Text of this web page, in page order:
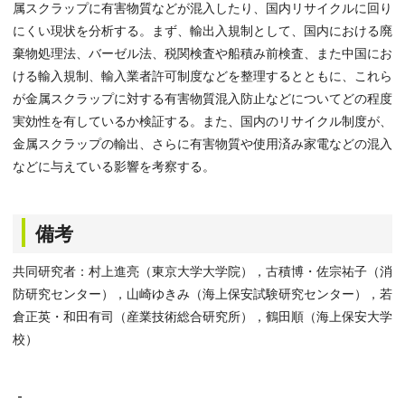
属スクラップに有害物質などが混入したり、国内リサイクルに回り
にくい現状を分析する。まず、輸出入規制として、国内における廃
棄物処理法、バーゼル法、税関検査や船積み前検査、また中国にお
ける輸入規制、輸入業者許可制度などを整理するとともに、これら
が金属スクラップに対する有害物質混入防止などについてどの程度
実効性を有しているか検証する。また、国内のリサイクル制度が、
金属スクラップの輸出、さらに有害物質や使用済み家電などの混入
などに与えている影響を考察する。
備考
共同研究者：村上進亮（東京大学大学院），古積博・佐宗祐子（消
防研究センター），山崎ゆきみ（海上保安試験研究センター），若
倉正英・和田有司（産業技術総合研究所），鶴田順（海上保安大学
校）